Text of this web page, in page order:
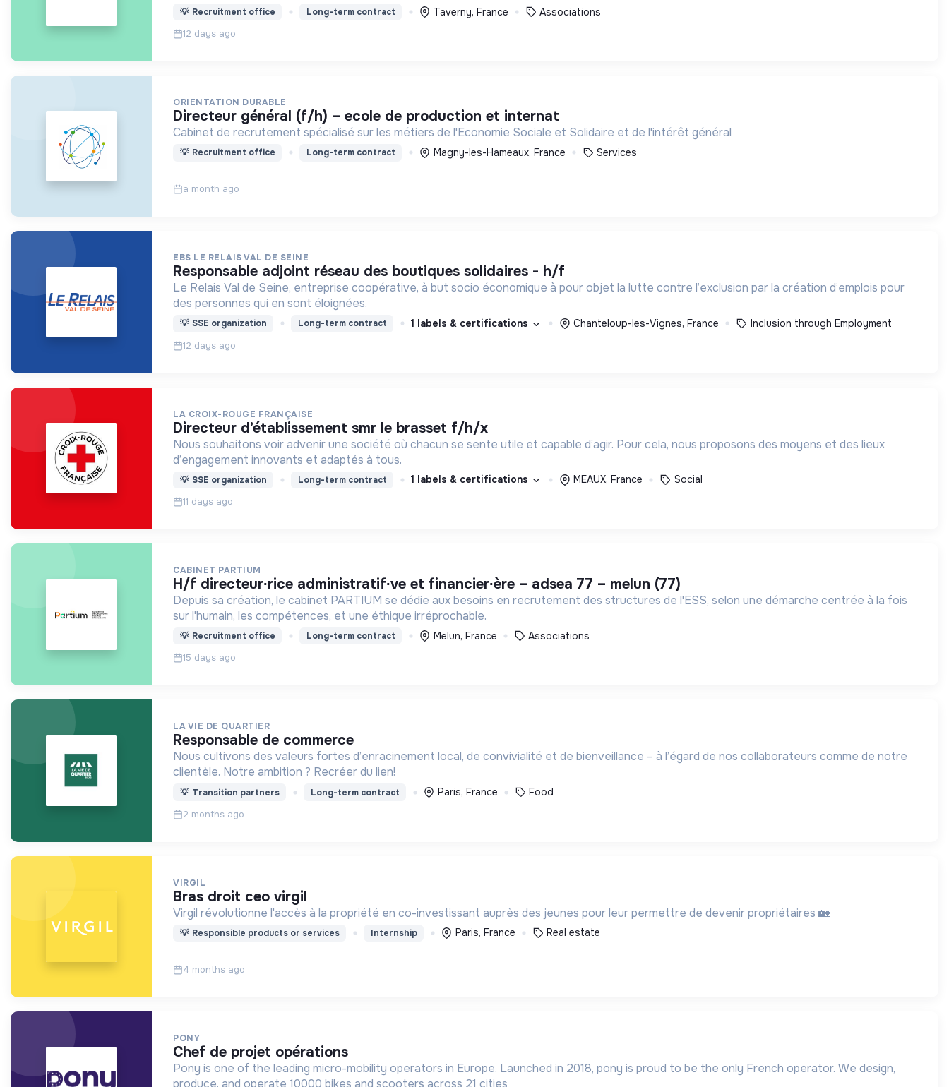
💡 Recruitment office Long-term contract Taverny, France Associations
12 days ago
ORIENTATION DURABLE
directeur général (f/h) – ecole de production et internat
Cabinet de recrutement spécialisé sur les métiers de l'Economie Sociale et Solidaire et de l'intérêt général
💡 Recruitment office Long-term contract Magny-les-Hameaux, France Services
a month ago
EBS LE RELAIS VAL DE SEINE
responsable adjoint réseau des boutiques solidaires - h/f
Le Relais Val de Seine, entreprise coopérative, à but socio économique à pour objet la lutte contre l’exclusion par la création d’emplois pour
des personnes qui en sont éloignées.
💡 SSE organization Long-term contract 1 labels & certifications Chanteloup-les-Vignes, France Inclusion through Employment
12 days ago
LA CROIX-ROUGE FRANÇAISE
directeur d’établissement smr le brasset f/h/x
Nous souhaitons voir advenir une société où chacun se sente utile et capable d’agir. Pour cela, nous proposons des moyens et des lieux
d’engagement innovants et adaptés à tous.
💡 SSE organization Long-term contract 1 labels & certifications MEAUX, France Social
11 days ago
CABINET PARTIUM
h/f directeur∙rice administratif∙ve et financier∙ère – adsea 77 – melun (77)
Depuis sa création, le cabinet PARTIUM se dédie aux besoins en recrutement des structures de l'ESS, selon une démarche centrée à la fois
sur l'humain, les compétences, et une éthique irréprochable.
💡 Recruitment office Long-term contract Melun, France Associations
15 days ago
LA VIE DE QUARTIER
responsable de commerce
Nous cultivons des valeurs fortes d’enracinement local, de convivialité et de bienveillance – à l’égard de nos collaborateurs comme de notre
clientèle. Notre ambition ? Recréer du lien!
💡 Transition partners Long-term contract Paris, France Food
2 months ago
VIRGIL
bras droit ceo virgil
Virgil révolutionne l'accès à la propriété en co-investissant auprès des jeunes pour leur permettre de devenir propriétaires 🏡
💡 Responsible products or services Internship Paris, France Real estate
4 months ago
PONY
chef de projet opérations
Pony is one of the leading micro-mobility operators in Europe. Launched in 2018, pony is proud to be the only French operator. We design,
produce, and operate 10000 bikes and scooters across 21 cities